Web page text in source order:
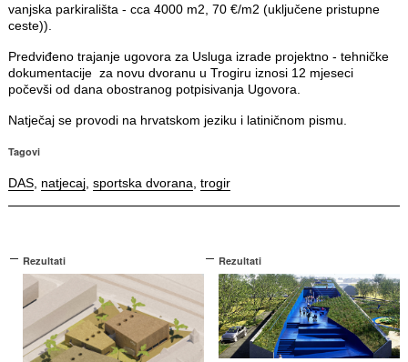
vanjska parkirališta - cca 4000 m2, 70 €/m2 (uključene pristupne
ceste)).
Predviđeno trajanje ugovora za Usluga izrade projektno - tehničke
dokumentacije za novu dvoranu u Trogiru iznosi 12 mjeseci
počevši od dana obostranog potpisivanja Ugovora.
Natječaj se provodi na hrvatskom jeziku i latiničnom pismu.
Tagovi
DAS, natjecaj, sportska dvorana trogir
Rezultati Rezultati